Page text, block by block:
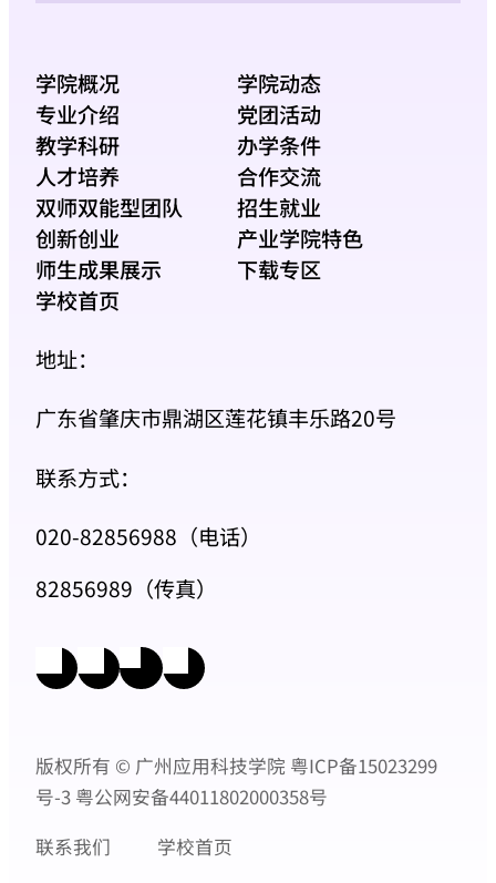
地址：
广东省肇庆市鼎湖区莲花镇丰乐路20号
联系方式：
020-82856988（电话）
82856989（传真）
学院概况
学院动态
专业介绍
党团活动
教学科研
办学条件
人才培养
合作交流
双师双能型团队
招生就业
创新创业
产业学院特色
师生成果展示
下载专区
学校首页
版权所有 © 广州应用科技学院 粤ICP备15023299
号-3 粤公网安备44011802000358号
联系我们
学校首页